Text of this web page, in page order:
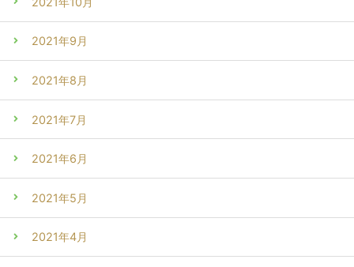
2021年9月
2021年8月
2021年7月
2021年6月
2021年5月
2021年4月